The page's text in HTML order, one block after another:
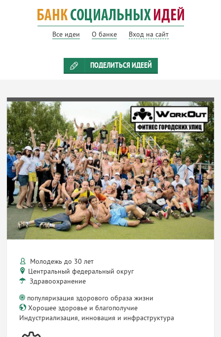
Все идеи О банке Вход на сайт
ПОДЕЛИТЬСЯ ИДЕЕЙ
Молодежь до 30 лет
Центральный федеральный округ
Здравоохранение
популяризация здорового образа жизни
Хорошее здоровье и благополучие
Индустриализация, инновация и инфраструктура